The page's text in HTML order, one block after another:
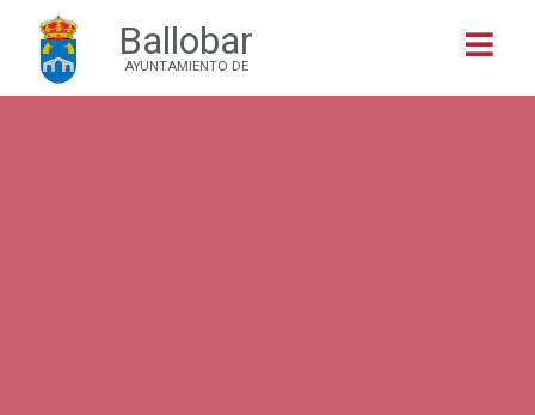
Ballobar
AYUNTAMIENTO DE